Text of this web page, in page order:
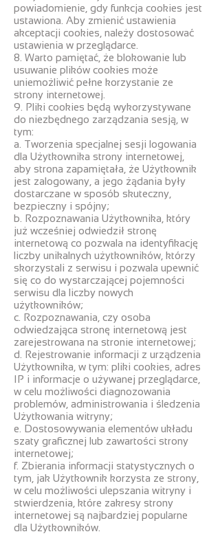
powiadomienie, gdy funkcja cookies jest
ustawiona. Aby zmienić ustawienia
akceptacji cookies, należy dostosować
ustawienia w przeglądarce.
8. Warto pamiętać, że blokowanie lub
usuwanie plików cookies może
uniemożliwić pełne korzystanie ze
strony internetowej.
9. Pliki cookies będą wykorzystywane
do niezbędnego zarządzania sesją, w
tym:
a. Tworzenia specjalnej sesji logowania
dla Użytkownika strony internetowej,
aby strona zapamiętała, że ​​Użytkownik
jest zalogowany, a jego żądania były
dostarczane w sposób skuteczny,
bezpieczny i spójny;
b. Rozpoznawania Użytkownika, który
już wcześniej odwiedził stronę
internetową co pozwala na identyfikację
liczby unikalnych użytkowników, którzy
skorzystali z serwisu i pozwala upewnić
się co do wystarczającej pojemności
serwisu dla liczby nowych
użytkowników;
c. Rozpoznawania, czy osoba
odwiedzająca stronę internetową jest
zarejestrowana na stronie internetowej;
d. Rejestrowanie informacji z urządzenia
Użytkownika, w tym: pliki cookies, adres
IP i informacje o używanej przeglądarce,
w celu możliwości diagnozowania
problemów, administrowania i śledzenia
Użytkowania witryny;
e. Dostosowywania elementów układu
szaty graficznej lub zawartości strony
internetowej;
f. Zbierania informacji statystycznych o
tym, jak Użytkownik korzysta ze strony,
w celu możliwości ulepszania witryny i
stwierdzenia, które zakresy strony
internetowej są najbardziej popularne
dla Użytkowników.